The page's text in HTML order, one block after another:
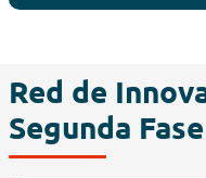
Red de
Segunda